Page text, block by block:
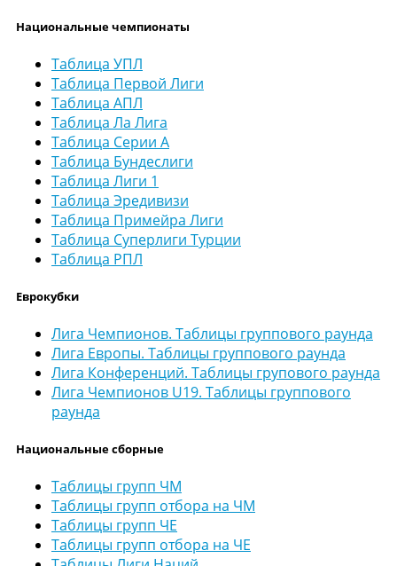
Национальные чемпионаты
Таблица УПЛ
Таблица Первой Лиги
Таблица АПЛ
Таблица Ла Лига
Таблица Серии А
Таблица Бундеслиги
Таблица Лиги 1
Таблица Эредивизи
Таблица Примейра Лиги
Таблица Суперлиги Турции
Таблица РПЛ
Еврокубки
Лига Чемпионов. Таблицы группового раунда
Лига Европы. Таблицы группового раунда
Лига Конференций. Таблицы групового раунда
Лига Чемпионов U19. Таблицы группового
раунда
Национальные сборные
Таблицы групп ЧМ
Таблицы групп отбора на ЧМ
Таблицы групп ЧЕ
Таблицы групп отбора на ЧЕ